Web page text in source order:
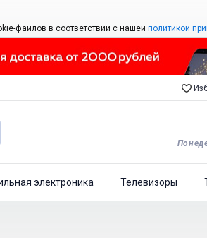
файлов в соответствии с нашей политикой
электроника Телевизоры